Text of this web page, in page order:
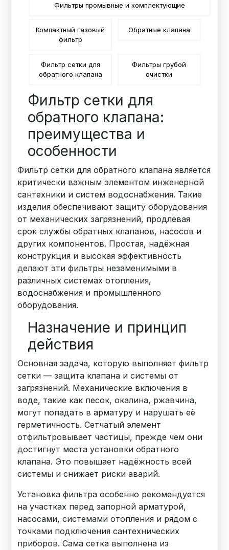
Фильтры промывные и комплектующие
Компактный газовый
фильтр
Обратные клапана
Фильтр сетки для
обратного клапана
Фильтры грубой
очистки
Фильтр сетки для
обратного клапана:
преимущества и
особенности
Фильтр сетки для обратного клапана является
критически важным элементом инженерной
сантехники и систем водоснабжения. Такие
изделия обеспечивают защиту оборудования
от механических загрязнений, продлевая
срок службы обратных клапанов, насосов и
других компонентов. Простая, надёжная
конструкция и высокая эффективность
делают эти фильтры незаменимыми в
различных системах отопления,
водоснабжения и промышленного
оборудования.
Назначение и принцип
действия
Основная задача, которую выполняет фильтр
сетки — защита клапана и системы от
загрязнений. Механические включения в
воде, такие как песок, окалина, ржавчина,
могут попадать в арматуру и нарушать её
герметичность. Сетчатый элемент
отфильтровывает частицы, прежде чем они
достигнут места установки обратного
клапана. Это повышает надёжность всей
системы и снижает риски аварий.
Установка фильтра особенно рекомендуется
на участках перед запорной арматурой,
насосами, системами отопления и рядом с
точками подключения сантехнических
приборов. Сама сетка выполнена из